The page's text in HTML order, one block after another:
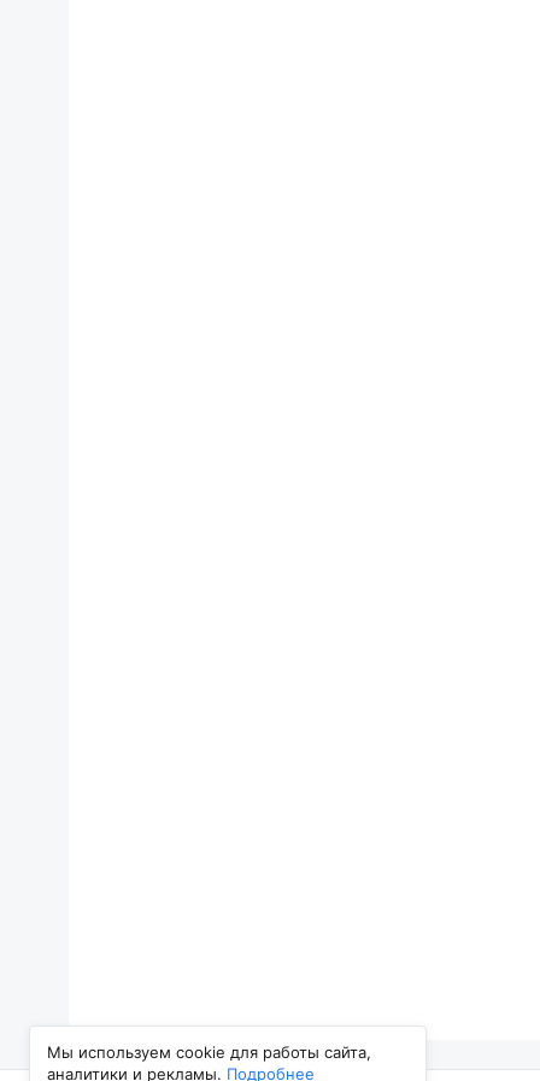
Мы используем cookie для работы сайта,
аналитики и рекламы. Подробнее